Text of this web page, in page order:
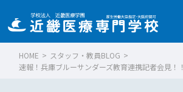
HOME > スタッフ・教員BLOG >
速報！兵庫ブルーサンダーズ教育連携記者会見！！